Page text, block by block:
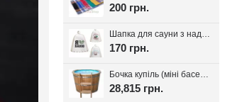
200 грн.
Шапка для сауни з надписом, білий фетр 100%, вибір надпису
170 грн.
Бочка купіль (міні басейн) з дуба + PP вставка
28,815 грн.